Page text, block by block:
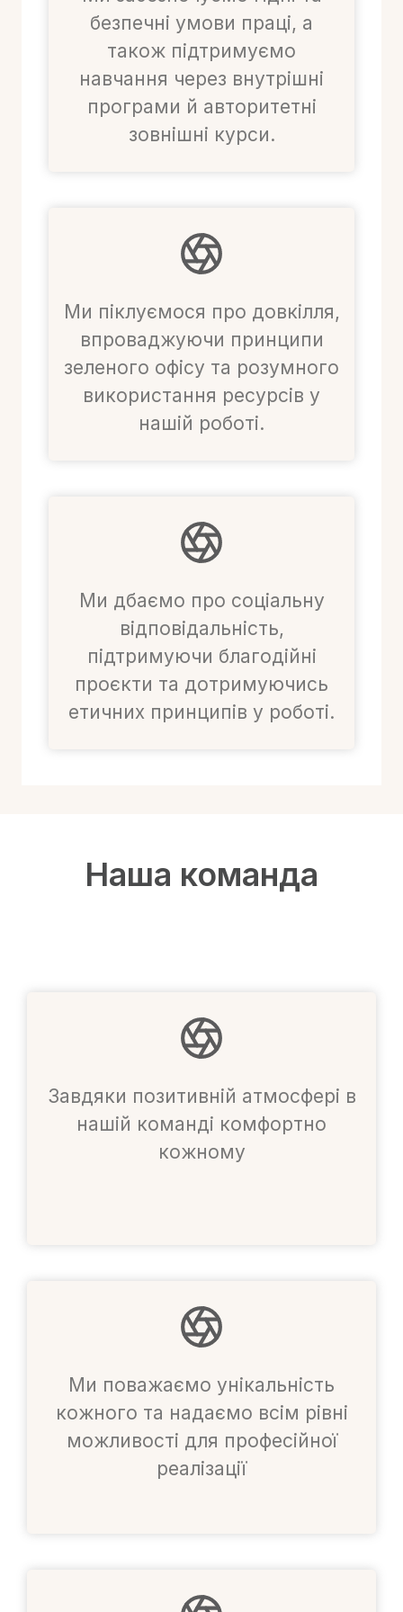
безпечні умови праці, а
також підтримуємо
навчання через внутрішні
програми й авторитетні
зовнішні курси.
Ми піклуємося про довкілля,
впроваджуючи принципи
зеленого офісу та розумного
використання ресурсів у
нашій роботі.
Ми дбаємо про соціальну
відповідальність,
підтримуючи благодійні
проєкти та дотримуючись
етичних принципів у роботі.
Наша команда
Завдяки позитивній атмосфері в
нашій команді комфортно
кожному
Ми поважаємо унікальність
кожного та надаємо всім рівні
можливості для професійної
реалізації